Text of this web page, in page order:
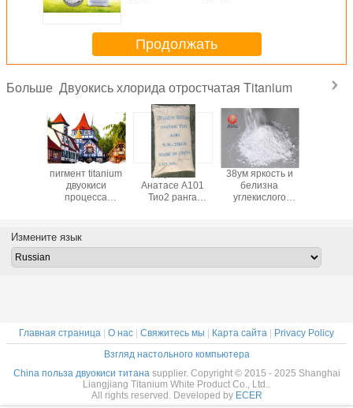
Продолжать
Больше Двуокись хлорида отростчатая Titanium
выбор
пигмент titanium
двуокиси
процесса
краски Cas
No.13463-67-7
Двуокись
Анатасе А101
Тио2 ранга
сертификат СГС
38ум яркость и
белизна
углекислого
Измените язык
Главная страница О нас Свяжитесь мы Карта сайта
Privacy Policy
Взгляд настольного компьютера
China польза двуокиси титанаsupplier. Copyright © 2015 - 2025 Shanghai
Liangjiang Titanium White Product Co., Ltd..
All rights reserved. Developed by ECER